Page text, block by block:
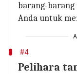
barang-
Anda untuk
#4
Pelihara